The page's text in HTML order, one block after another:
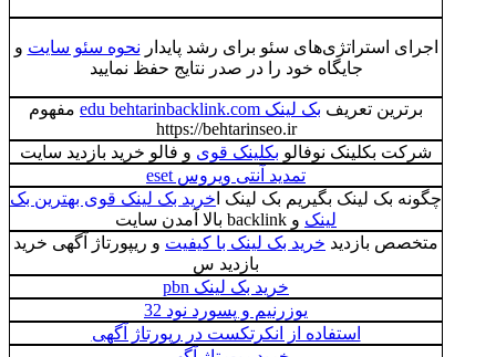
اجرای استراتژی‌های سئو برای رشد پایدار نحوه سئو سایت و
جایگاه خود را در صدر نتایج حفظ نمایید
برترین تعریف بک لینک edu behtarinbacklink.com
مفهوم
https://behtarinseo.ir
شرکت بکلینک نوفالو بکلینک قوی و فالو خرید بازدید سایت
تمدید آنتی ویروس eset
چگونه بک لینک بگیریم بک لینک ا خرید بک لینک قوی بهترین بک
لینک و backlink بالا آمدن سایت
متخصص بازدید خرید بک لینک با کیفیت و ریپورتاژ آگهی خرید
بازدید س
خرید بک لینک pbn
یوزرنیم و پسورد نود 32
استفاده از انکرتکست در رپورتاژ آگهی